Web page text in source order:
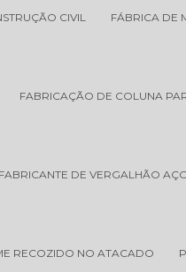
CIVIL FÁBRICA DE
FABRICAÇÃO DE COLUNA
FABRICANTE DE VERGALHÃO
RECOZIDO NO ATACADO